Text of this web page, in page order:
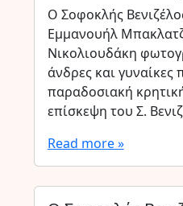
Ο Σοφοκλής
Εμμανουήλ
Νικολιουδάκη
άνδρες και
παραδοσιακή
επίσκεψη του Σ.
Read more »